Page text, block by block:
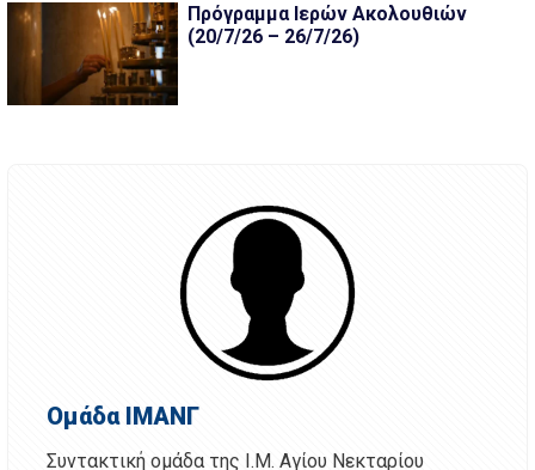
Πρόγραμμα Ιερών Ακολουθιών
(20/7/26 – 26/7/26)
Ομάδα ΙΜΑΝΓ
Συντακτική ομάδα της Ι.Μ. Αγίου Νεκταρίου